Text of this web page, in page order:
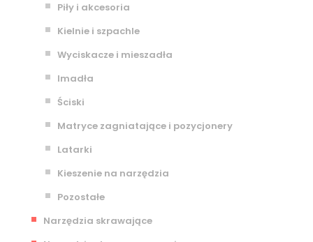
Piły i akcesoria
Kielnie i szpachle
Wyciskacze i mieszadła
Imadła
Ściski
Matryce zagniatające i pozycjonery
Latarki
Kieszenie na narzędzia
Pozostałe
Narzędzia skrawające